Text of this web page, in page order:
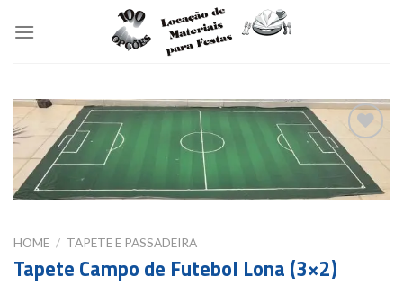
Add to
wishlist
HOME / TAPETE E PASSADEIRA
Tapete Campo de Futebol Lona (3×2)